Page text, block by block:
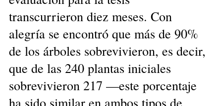
transcurrieron diez meses. Con
alegría se encontró que más de 90%
de los árboles sobrevivieron, es decir,
que de las 240 plantas iniciales
sobrevivieron 217 —este porcentaje
ha sido similar en ambos tipos de